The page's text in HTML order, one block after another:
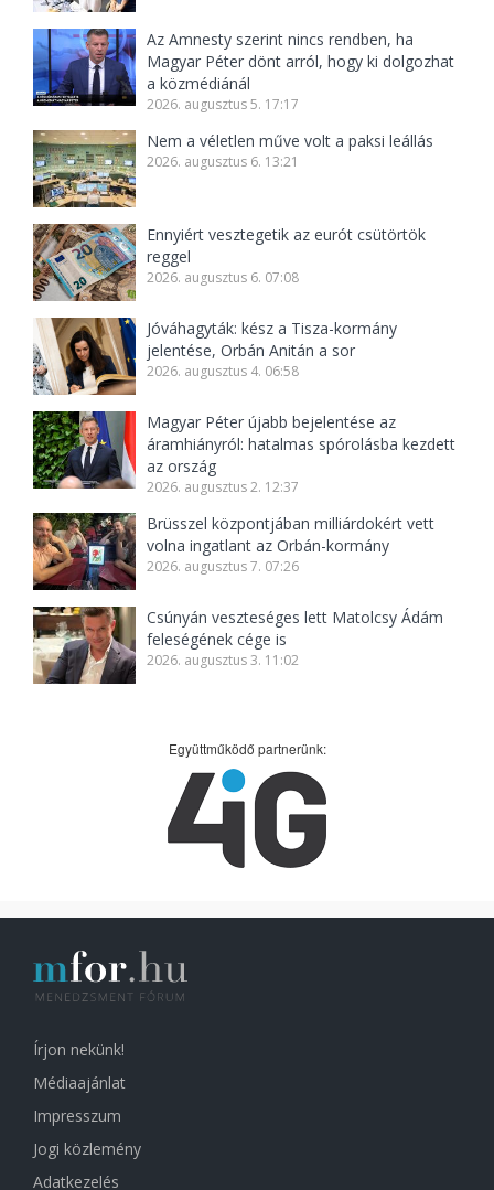
Az Amnesty szerint nincs rendben, ha
Magyar Péter dönt arról, hogy ki dolgozhat
a közmédiánál
2026. augusztus 5. 17:17
Nem a véletlen műve volt a paksi leállás
2026. augusztus 6. 13:21
Ennyiért vesztegetik az eurót csütörtök
reggel
2026. augusztus 6. 07:08
Jóváhagyták: kész a Tisza-kormány
jelentése, Orbán Anitán a sor
2026. augusztus 4. 06:58
Magyar Péter újabb bejelentése az
áramhiányról: hatalmas spórolásba kezdett
az ország
2026. augusztus 2. 12:37
Brüsszel központjában milliárdokért vett
volna ingatlant az Orbán-kormány
2026. augusztus 7. 07:26
Csúnyán veszteséges lett Matolcsy Ádám
feleségének cége is
2026. augusztus 3. 11:02
Együttműködő partnerünk:
Írjon nekünk!
Médiaajánlat
Impresszum
Jogi közlemény
Adatkezelés